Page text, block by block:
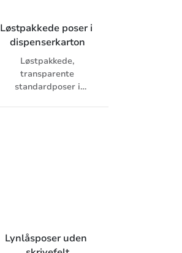
Løstpakkede poser i
dispenserkarton
Løstpakkede,
transparente
standardposer i
Lynlåsposer uden